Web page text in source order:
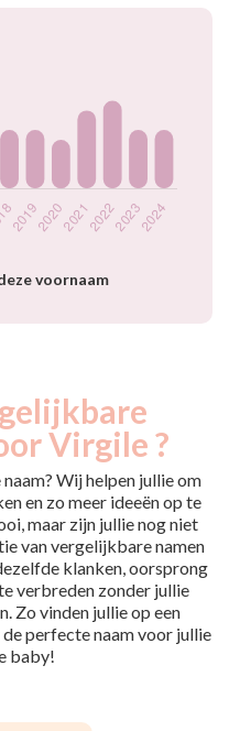
voornaam
Virgile ?
Wij helpen jullie om
en zo meer ideeën op te
maar zijn jullie nog niet
van vergelijkbare namen
klanken, oorsprong
verbreden zonder jullie
Zo vinden jullie op een
perfecte naam voor jullie
baby!